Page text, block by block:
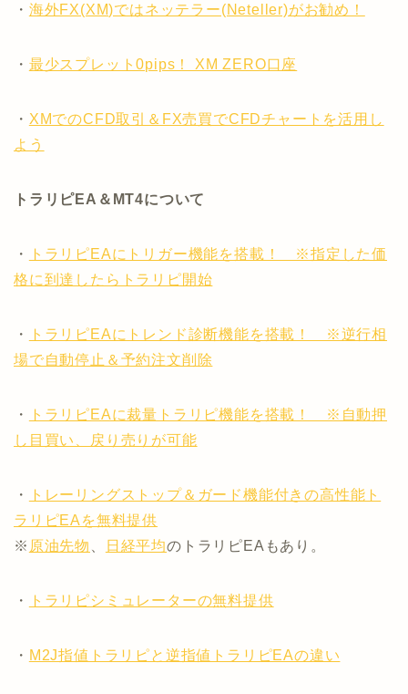
・ 海外FX(XM)ではネッテラー(Neteller)がお勧め！
・ 最少スプレット0pips！ XM ZERO口座
・ XMでのCFD取引＆FX売買でCFDチャートを活用し
よう
トラリピEA＆MT4について
・
トラリピEAにトリガー機能を搭載！ ※指定した価
格に到達したらトラリピ開始
・
トラリピEAにトレンド診断機能を搭載！ ※逆行相
場で自動停止＆予約注文削除
・
トラリピEAに裁量トラリピ機能を搭載！ ※自動押
し目買い、戻り売りが可能
・
トレーリングストップ＆ガード機能付きの高性能ト
ラリピEAを無料提供
※ 原油先物 日経平均のトラリピEAもあり。
・ トラリピシミュレーターの無料提供
・ M2J指値トラリピと逆指値トラリピEAの違い